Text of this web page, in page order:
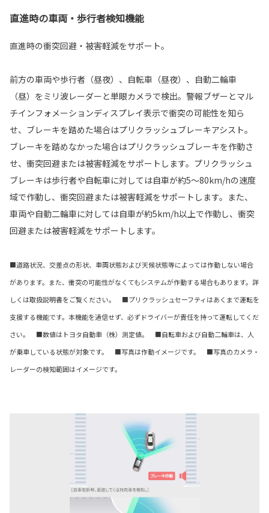
直進時の車両・歩行者検知機能
直進時の衝突回避・被害軽減をサポート。
前方の車両や歩行者（昼夜）、自転車（昼夜）、自動二輪車
（昼）をミリ波レーダーと単眼カメラで検出。警報ブザーとマル
チインフォメーションディスプレイ表示で衝突の可能性を知ら
せ、ブレーキを踏めた場合はプリクラッシュブレーキアシスト。
ブレーキを踏めなかった場合はプリクラッシュブレーキを作動さ
せ、衝突回避または被害軽減をサポートします。プリクラッシュ
ブレーキは歩行者や自転車に対しては自車が約5〜80km/hの速度
域で作動し、衝突回避または被害軽減をサポートします。また、
車両や自動二輪車に対しては自車が約5km/h以上で作動し、衝突
回避または被害軽減をサポートします。
■道路状況、交差点の形状、車両状態および天候状態等によっては作動しない場合
があります。また、衝突の可能性がなくてもシステムが作動する場合もあります。詳
しくは取扱説明書をご覧ください。 ■プリクラッシュセーフティはあくまで運転を
支援する機能です。本機能を過信せず、必ずドライバーが責任を持って運転してくだ
さい。 ■数値はトヨタ自動車（株）測定値。 ■自転車および自動二輪車は、人
が乗車している状態が対象です。 ■写真は作動イメージです。 ■写真のカメラ・
レーダーの検知範囲はイメージです。